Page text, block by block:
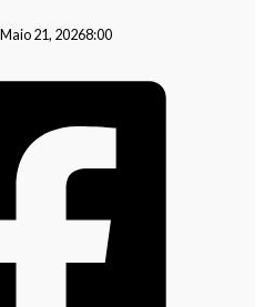
Maio 21, 20268:00